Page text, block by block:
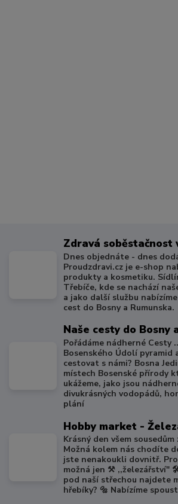
Zdravá soběstačnost
Dnes objednáte - dnes
Proudzdravi.cz je e-shop
produkty a kosmetiku.
Třebíče, kde se nachází
a jako další službu
cest do Bosny a Rumunska.
Naše cesty do Bosny
Pořádáme nádherné Cesty
Bosenského Údolí pyramid
cestovat s námi? Bosna
místech Bosenské přírody
ukážeme, jako jsou
divukrásných vodopádů,
plání
Hobby market -
Krásný den všem
Možná kolem nás chodíte
jste nenakoukli dovnitř.
možná jen ⚒️ ,,železářství"
pod naší střechou najdete
hřebíky? 🔩 Nabízíme